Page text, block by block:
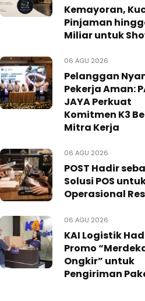
Kemayoran,
Pinjaman
Miliar untuk
06 AGU 2026
Pelanggan
Pekerja Aman:
JAYA Perkuat
Komitmen K3
Mitra Kerja
06 AGU 2026
POST Hadir
Solusi POS
Operasional
06 AGU 2026
KAI Logistik
Promo
Ongkir” untuk
Pengiriman